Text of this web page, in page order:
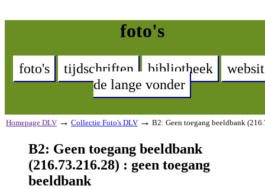
foto's
foto's tijdschriften bibliotheek
de lange vonder
Homepage DLV → Collectie Foto's DLV → B2: Geen toegang beeldbank
B2: Geen toegang beeldbank
(216.73.216.28) : geen toegang
beeldbank